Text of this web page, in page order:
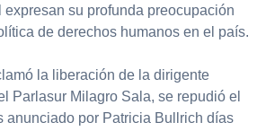
expresan su profunda preocupación
de derechos humanos en el país.
la liberación de la dirigente
Parlasur Milagro Sala, se repudió el
anunciado por Patricia Bullrich días